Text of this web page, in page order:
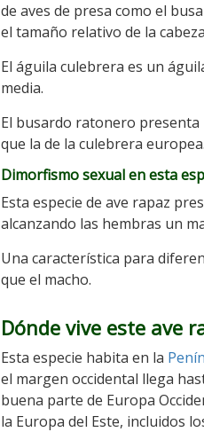
de aves de presa como el
el tamaño relativo de la
El águila culebrera es un
media.
El busardo ratonero presenta
que la de la culebrera europea.
Dimorfismo sexual en esta
Esta especie de ave rapaz
alcanzando las hembras un
Una característica para
que el macho.
Dónde vive este ave
Esta especie habita en la
el margen occidental llega
buena parte de Europa
la Europa del Este, incluidos